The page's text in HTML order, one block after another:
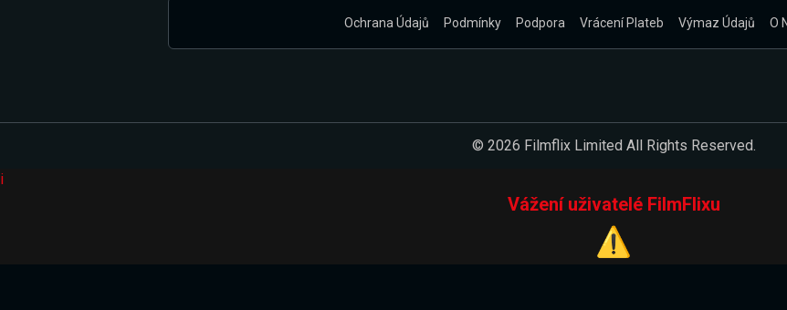
Ochrana Údajů Podmínky Podpora Vrácení Plateb Výmaz Údajů O
© 2026 Filmflix Limited All Rights Reserved.
i
Vážení uživatelé FilmFlixu
⚠️